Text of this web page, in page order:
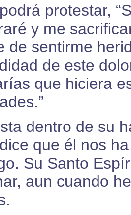
protestar,
y me
de sentirme
de este
que hiciera
dentro de su
que él nos
Su Santo
aun cuando